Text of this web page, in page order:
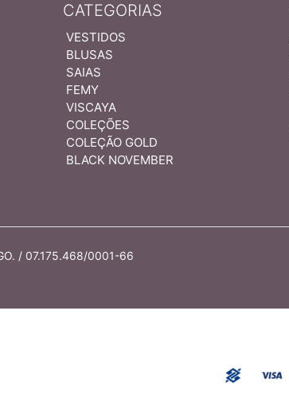
CATEGORIAS
VESTIDOS
BLUSAS
SAIAS
FEMY
VISCAYA
COLEÇÕES
COLEÇÃO GOLD
BLACK NOVEMBER
/ 07.175.468/0001-66